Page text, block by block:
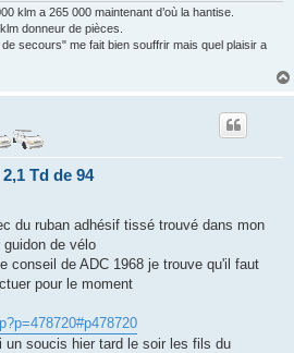
klm a 265 000 maintenant d’où la hantise.
donneur de pièces.
secours" me fait bien souffrir mais quel plaisir a
Td de 94
du ruban adhésif tissé trouvé dans mon
de vélo
conseil de ADC 1968 je trouve qu'il faut
pour le moment
un soucis hier tard le soir les fils du